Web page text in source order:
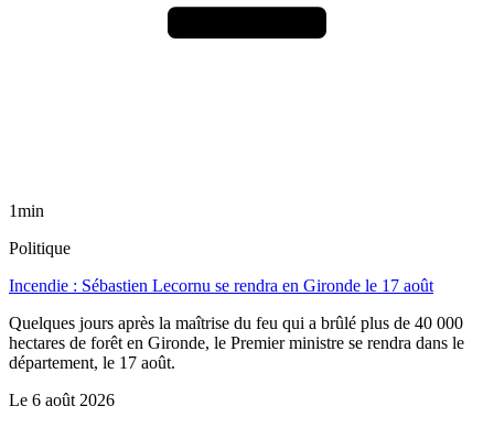
1min
Politique
Incendie : Sébastien Lecornu se rendra en Gironde le 17 août
Quelques jours après la maîtrise du feu qui a brûlé plus de 40 000
hectares de forêt en Gironde, le Premier ministre se rendra dans le
département, le 17 août.
Le 6 août 2026